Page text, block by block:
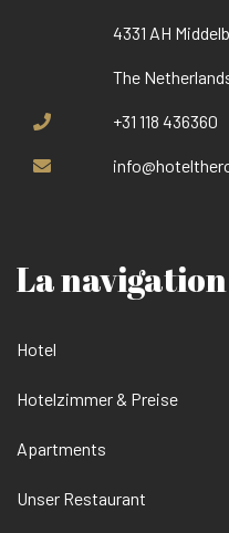
4331 AH
The
+31 118 436360
La navigation
Hotel
Hotelzimmer & Preise
Apartments
Unser Restaurant